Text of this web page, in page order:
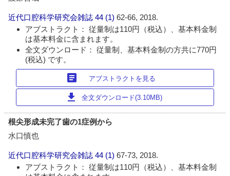
近代口腔科学研究会雑誌 44 (1)62-66, 2018.
アブストラクト： 従量制は110円（税込）、基本料金制
は基本料金に含まれます。
全文ダウンロード： 従量制、基本料金制の方共に770円
(税込) です。
article アブストラクトを見る
download 全文ダウンロード(3.10MB)
根尖形成未完了歯の1症例から
水口慎也
近代口腔科学研究会雑誌 44 (1)67-73, 2018.
アブストラクト： 従量制は110円（税込）、基本料金制